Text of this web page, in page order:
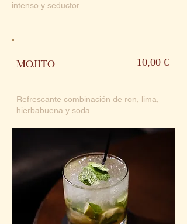
intenso y seductor
MOJITO 10,00 €
Refrescante combinación de ron, lima,
hierbabuena y soda